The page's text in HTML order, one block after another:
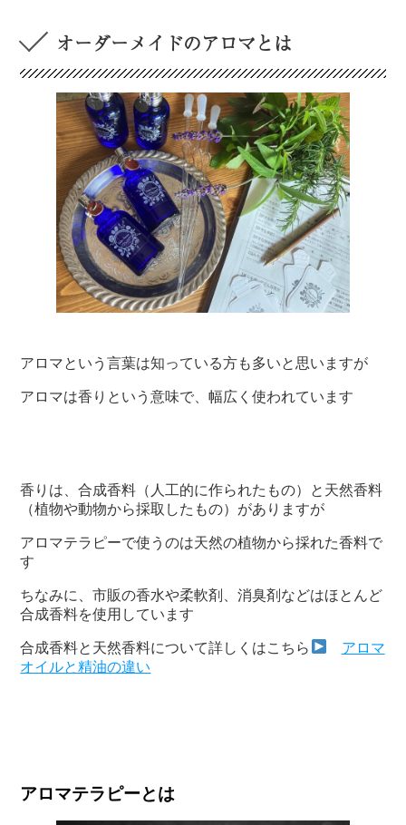
オーダーメイドのアロマとは
アロマという言葉は知っている方も多いと思いますが
アロマは香りという意味で、幅広く使われています
香りは、合成香料（人工的に作られたもの）と天然香料
（植物や動物から採取したもの）がありますが
アロマテラピーで使うのは天然の植物から採れた香料で
す
ちなみに、市販の香水や柔軟剤、消臭剤などはほとんど
合成香料を使用しています
合成香料と天然香料について詳しくはこちら
アロマ
オイルと精油の違い
アロマテラピーとは